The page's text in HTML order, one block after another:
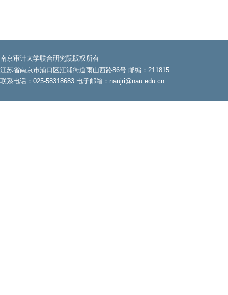
南京审计大学联合研究院版权所有
江苏省南京市浦口区江浦街道雨山西路86号 邮编：211815
联系电话：025-58318683 电子邮箱：naujri@nau.edu.cn